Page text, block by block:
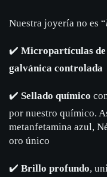
Nuestra joyería no es “
✔️ Micropartículas
galvánica controlada
✔️ Sellado químico
por nuestro químico.
metanfetamina azul,
oro único
✔️ Brillo profundo,